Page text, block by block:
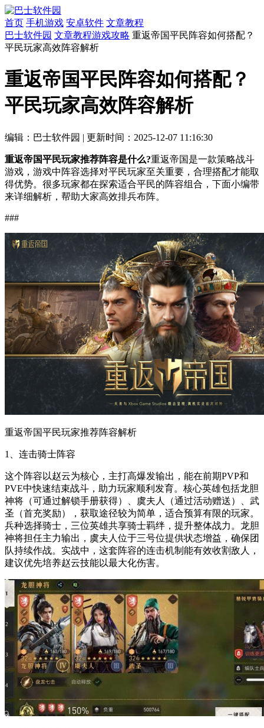
首页 手机游戏 安卓软件 文章教程
巴士软件园 文章教程游戏攻略 重返帝国平民阵容如何搭配？
平民玩家高效阵容解析
重返帝国平民阵容如何搭配？
平民玩家高效阵容解析
编辑：巴士软件园 | 更新时间：2025-12-07 11:16:30
重返帝国平民玩家推荐阵容是什么?重返帝国是一款策略战斗
游戏，游戏中阵容选择对平民玩家至关重要，合理搭配才能取
得优势。很多玩家都在探索适合平民的阵容组合，下面小编带
来详细解析，帮助大家高效排兵布阵。
###
重返帝国平民玩家推荐阵容解析
1、连击骑士阵容
这个阵容以赵云为核心，主打高爆发输出，能在前期PVP和
PVE中快速结束战斗，助力玩家顺利发育。核心英雄包括龙胆
神将（可通过解锁手册获得）、虞夫人（通过活动赠送）、武
圣（首充奖励），获取途径较为简单，适合预算有限的玩家。
兵种选择骑士，三位英雄共享骑士羁绊，提升整体战力。龙胆
神将担任主力输出，虞夫人位于三号位提供状态增益，确保团
队持续作战。实战中，这套阵容的连击机制能有效收割敌人，
建议优先培养赵云技能以最大化伤害。